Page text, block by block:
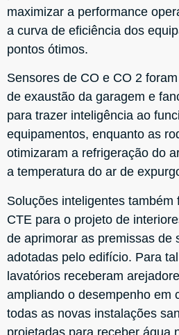
maximizar a performance
a curva de eficiência dos
pontos ótimos.
Sensores de CO e CO 2
de exaustão da garagem e
para trazer inteligência ao
equipamentos, enquanto as
otimizaram a refrigeração do
a temperatura do ar de
Soluções inteligentes também
CTE para o projeto de
de aprimorar as premissas de
adotadas pelo edifício. Para
lavatórios receberam
ampliando o desempenho em
todas as novas instalações
projetadas para receber água